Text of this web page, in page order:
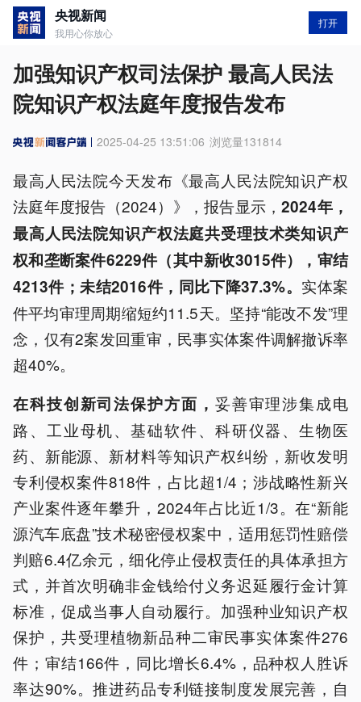
央视新闻
我用心你放心
打开
加强知识产权司法保护 最高人民法
院知识产权法庭年度报告发布
2025-04-25 13:51:06 浏览量131814
最高人民法院今天发布《最高人民法院知识产权
法庭年度报告（2024）》，报告显示，2024年，
最高人民法院知识产权法庭共受理技术类知识产
权和垄断案件6229件（其中新收3015件），审结
4213件；未结2016件，同比下降37.3%。 实体案
件平均审理周期缩短约11.5天。坚持“能改不发”理
念，仅有2案发回重审，民事实体案件调解撤诉率
超40%。
在科技创新司法保护方面， 妥善审理涉集成电
路、工业母机、基础软件、科研仪器、生物医
药、新能源、新材料等知识产权纠纷，新收发明
专利侵权案件818件，占比超1/4；涉战略性新兴
产业案件逐年攀升，2024年占比近1/3。在“新能
源汽车底盘”技术秘密侵权案中，适用惩罚性赔偿
判赔6.4亿余元，细化停止侵权责任的具体承担方
式，并首次明确非金钱给付义务迟延履行金计算
标准，促成当事人自动履行。加强种业知识产权
保护，共受理植物新品种二审民事实体案件276
件；审结166件，同比增长6.4%，品种权人胜诉
率达90%。推进药品专利链接制度发展完善，自